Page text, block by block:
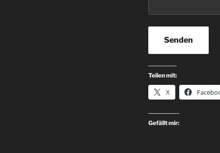
Senden
Teilen mit:
X
Gefällt mir: